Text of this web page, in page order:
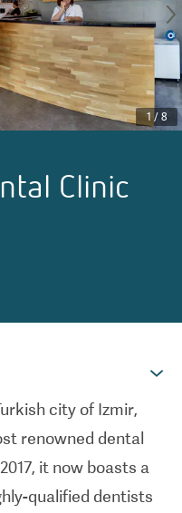
1 / 8
Clinic
city of Izmir,
renowned dental
it now boasts a
qualified dentists